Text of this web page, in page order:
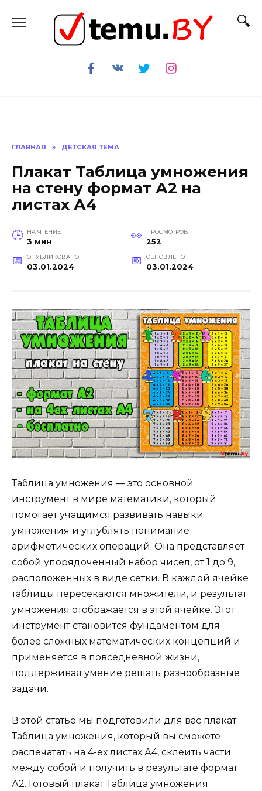
содержанию
ГЛАВНАЯ » ДЕТСКАЯ ТЕМА
Плакат Таблица умножения
на стену формат А2 на
листах А4
НА ЧТЕНИЕ
3 мин
ПРОСМОТРОВ
252
ОПУБЛИКОВАНО
03.01.2024
ОБНОВЛЕНО
03.01.2024
Таблица умножения — это основной
инструмент в мире математики, который
помогает учащимся развивать навыки
умножения и углублять понимание
арифметических операций. Она представляет
собой упорядоченный набор чисел, от 1 до 9,
расположенных в виде сетки. В каждой ячейке
таблицы пересекаются множители, и результат
умножения отображается в этой ячейке. Этот
инструмент становится фундаментом для
более сложных математических концепций и
применяется в повседневной жизни,
поддерживая умение решать разнообразные
задачи.
В этой статье мы подготовили для вас плакат
Таблица умножения, который вы сможете
распечатать на 4-ех листах А4, склеить части
между собой и получить в результате формат
А2. Готовый плакат Таблица умножения